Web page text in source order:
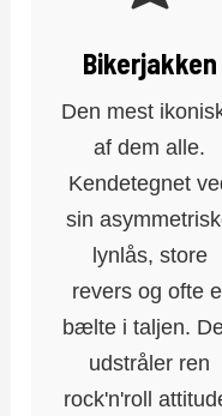
Bikerjakken
Den mest
af dem alle.
Kendetegnet
sin
lynlås, store
revers og ofte
bælte i taljen.
udstråler ren
rock'n'roll